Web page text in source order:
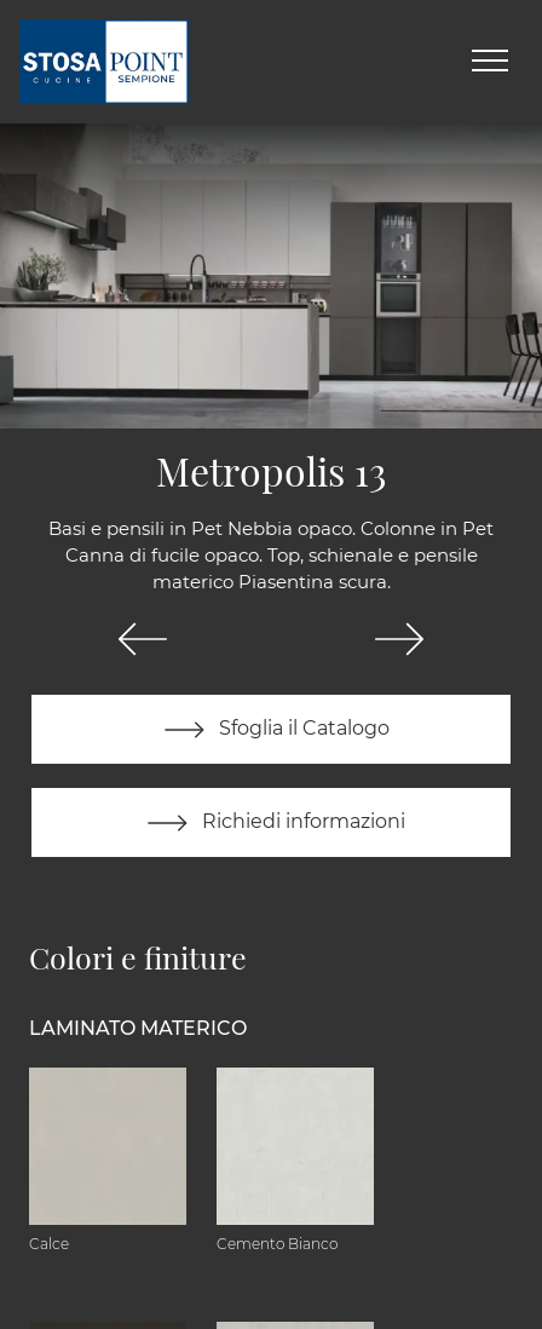
Basi e pensili in Pet Nebbia opaco. Colonne in Pet
Canna di fucile opaco. Top, schienale e pensile
materico Piasentina scura.
Sfoglia il Catalogo
Richiedi informazioni
Metropolis 13
Colori e finiture
LAMINATO MATERICO
Calce Cemento Bianco